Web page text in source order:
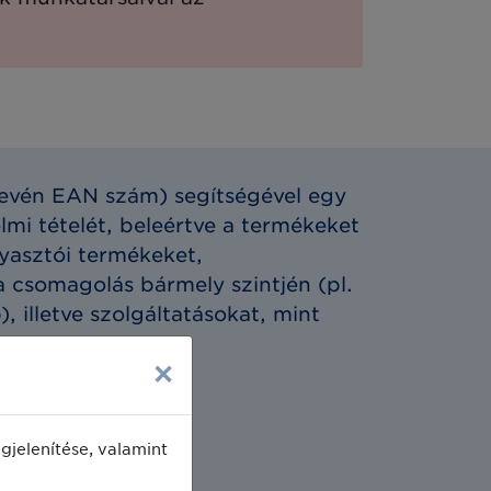
EAN szám) segítségével egy
tételét, beleértve a termékeket
termékeket,
csomagolás bármely szintjén (pl.
illetve szolgáltatásokat, mint
×
valamint